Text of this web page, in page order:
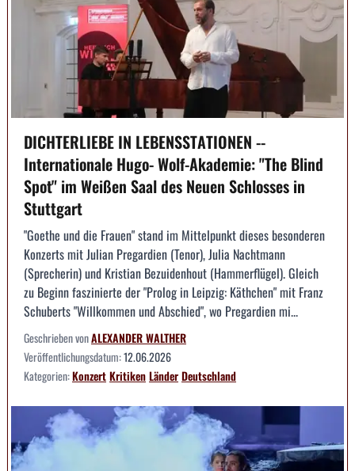
DICHTERLIEBE IN LEBENSSTATIONEN --
Internationale Hugo- Wolf-Akademie: "The Blind
Spot" im Weißen Saal des Neuen Schlosses in
Stuttgart
"Goethe und die Frauen" stand im Mittelpunkt dieses besonderen
Konzerts mit Julian Pregardien (Tenor), Julia Nachtmann
(Sprecherin) und Kristian Bezuidenhout (Hammerflügel). Gleich
zu Beginn faszinierte der "Prolog in Leipzig: Käthchen" mit Franz
Schuberts "Willkommen und Abschied", wo Pregardien mi...
Geschrieben vonALEXANDER WALTHER
Veröffentlichungsdatum:12.06.2026
Kategorien:KonzertKritikenLänderDeutschland